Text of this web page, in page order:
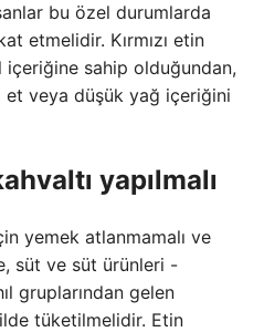
bu özel durumlarda
etmelidir. Kırmızı etin
sahip olduğundan,
et veya düşük yağ içeriğini
yapılmalı
yemek atlanmamalı ve
süt ve süt ürünleri -
gruplarından gelen
tüketilmelidir. Etin